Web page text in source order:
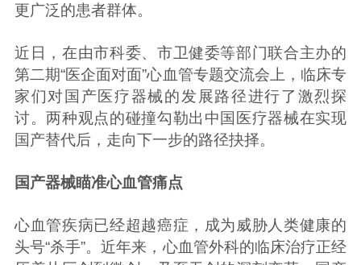
更广泛的患者群体。
近日，在由市科委、市卫健委等部门联合主办的
第二期“医企面对面”心血管专题交流会上，临床专
家们对国产医疗器械的发展路径进行了激烈探
讨。两种观点的碰撞勾勒出中国医疗器械在实现
国产替代后，走向下一步的路径抉择。
国产器械瞄准心血管痛点
心血管疾病已经超越癌症，成为威胁人类健康的
头号“杀手”。近年来，心血管外科的临床治疗正经